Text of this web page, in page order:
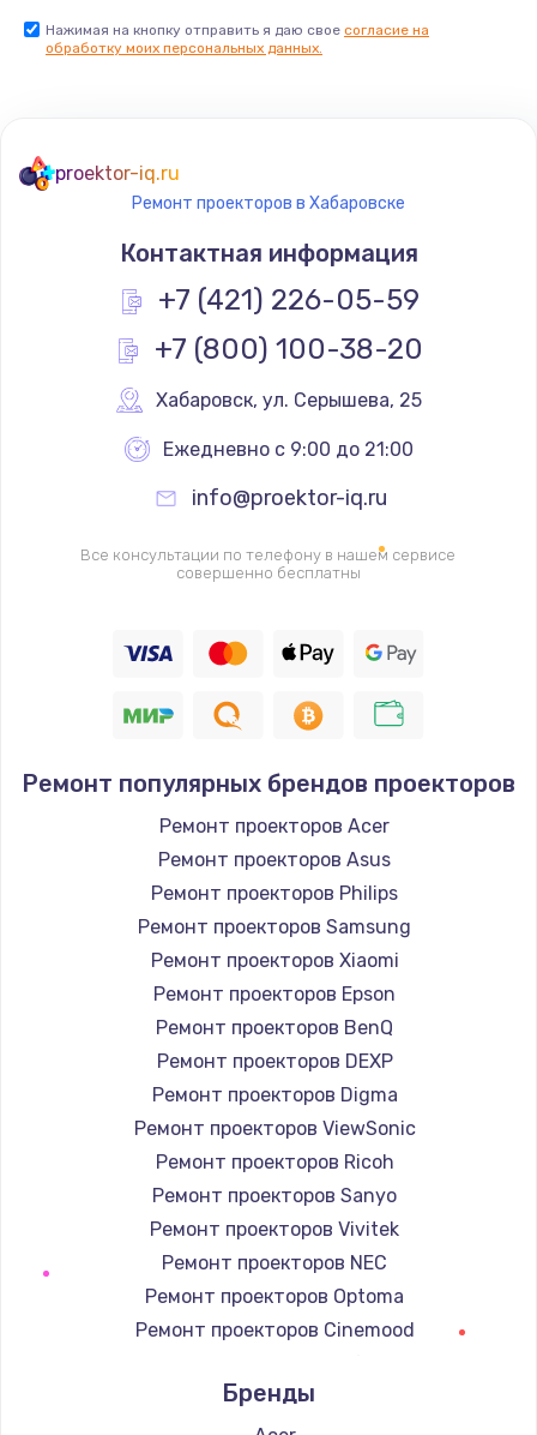
Заказать
Снятие системных ошибок/программный ремонт
1400 руб.
Заказать
880 руб.
Заказать
Ремонт кнопки
Заказать
Модернизация
1830 руб.
Заказать
Устранение ошибок
Ремонт электроплаты
1400 руб.
Замена шнура
600 руб.
Заказать
Замена датчика
480 руб.
Заказать
Замена кнопки
450 руб.
Заказать
Нажимая на кнопку отправить я даю свое согласие на
обработку моих персональных данных.
proektor-iq.ru
Ремонт проекторов в Хабаровске
Контактная информация
+7 (421) 226-05-59
+7 (800) 100-38-20
Хабаровск, ул. Серышева, 25
Ежедневно с 9:00 до 21:00
info@proektor-iq.ru
Все консультации по телефону в нашем сервисе
совершенно бесплатны
Ремонт популярных брендов проекторов
Ремонт проекторов Acer
Ремонт проекторов Asus
Ремонт проекторов Philips
Ремонт проекторов Samsung
Ремонт проекторов Xiaomi
Ремонт проекторов Epson
Ремонт проекторов BenQ
Ремонт проекторов DEXP
Ремонт проекторов Digma
Ремонт проекторов ViewSonic
Ремонт проекторов Ricoh
Ремонт проекторов Sanyo
Ремонт проекторов Vivitek
Ремонт проекторов NEC
Ремонт проекторов Optoma
Ремонт проекторов Cinemood
Ремонт проекторов Barco
Ремонт проекторов Xgimi
Бренды